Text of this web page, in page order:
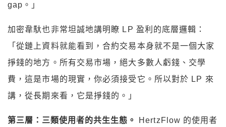
gap。」
加密韋馱也非常坦誠地講明瞭 LP 盈利的底層邏輯：
「從鏈上資料就能看到，合約交易本身就不是一個大家
掙錢的地方。所有交易市場，絕大多數人虧錢、交學
費，這是市場的現實，你必須接受它。所以對於 LP 來
講，從長期來看，它是掙錢的。」
第三層：三類使用者的共生生態。
HertzFlow 的使用者